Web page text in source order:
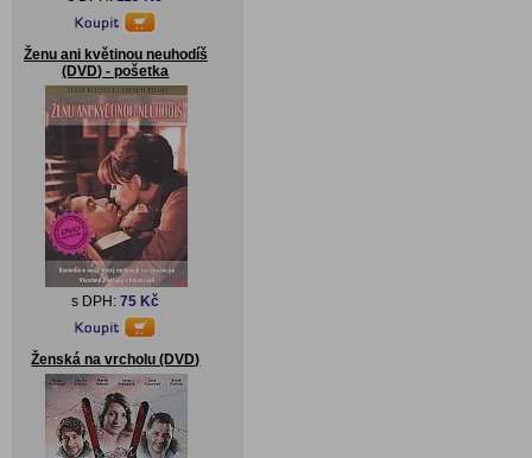
Ženu ani květinou neuhodíš
(DVD) - pošetka
s DPH:75 Kč
Ženská na vrcholu (DVD)